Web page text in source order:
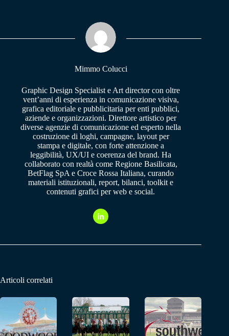
pp m
Mimmo Colucci
Graphic Design Specialist e Art director con oltre
vent’anni di esperienza in comunicazione visiva,
grafica editoriale e pubblicitaria per enti pubblici,
aziende e organizzazioni. Direttore artistico per
diverse agenzie di comunicazione ed esperto nella
costruzione di loghi, campagne, layout per
stampa e digitale, con forte attenzione a
leggibilità, UX/UI e coerenza del brand. Ha
collaborato con realtà come Regione Basilicata,
BetFlag SpA e Croce Rossa Italiana, curando
materiali istituzionali, report, bilanci, toolkit e
contenuti grafici per web e social.
Articoli correlati